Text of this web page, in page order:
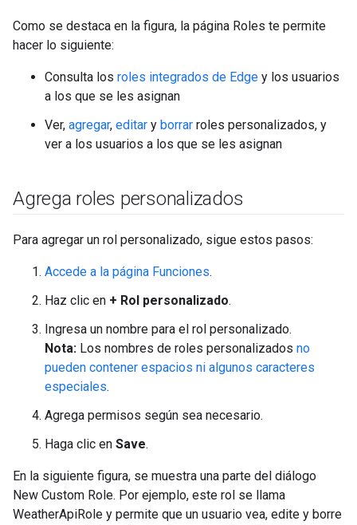
Como se destaca en la figura, la página Roles te permite
hacer lo siguiente:
Consulta los roles integrados de Edge y los usuarios
a los que se les asignan
Ver, agregar, editar y borrar roles personalizados, y
ver a los usuarios a los que se les asignan
Agrega roles personalizados
Para agregar un rol personalizado, sigue estos pasos:
Accede a la página Funciones.
Haz clic en + Rol personalizado.
Ingresa un nombre para el rol personalizado.
Nota: Los nombres de roles personalizados no
pueden contener espacios ni algunos caracteres
especiales.
Agrega permisos según sea necesario.
Haga clic en Save.
En la siguiente figura, se muestra una parte del diálogo
New Custom Role. Por ejemplo, este rol se llama
WeatherApiRole y permite que un usuario vea, edite y borre